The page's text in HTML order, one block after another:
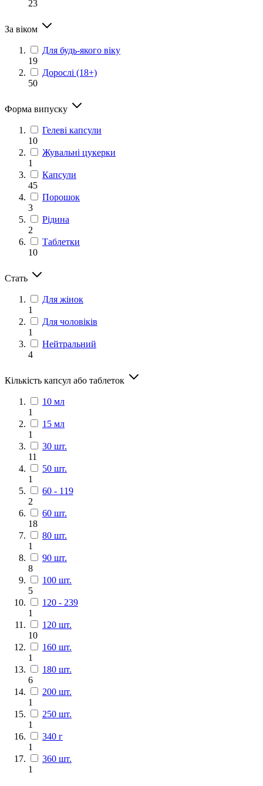
23
За віком
Для будь-якого віку
19
Дорослі (18+)
50
Форма випуску
Гелеві капсули
10
Жувальні цукерки
1
Капсули
45
Порошок
3
Рідина
2
Таблетки
10
Стать
Для жінок
1
Для чоловіків
1
Нейтральний
4
Кількість капсул або таблеток
10 мл
1
15 мл
1
30 шт.
11
50 шт.
1
60 - 119
2
60 шт.
18
80 шт.
1
90 шт.
8
100 шт.
5
120 - 239
1
120 шт.
10
160 шт.
1
180 шт.
6
200 шт.
1
250 шт.
1
340 г
1
360 шт.
1